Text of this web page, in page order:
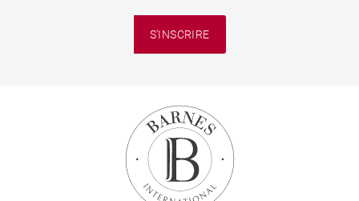
S'INSCRIRE